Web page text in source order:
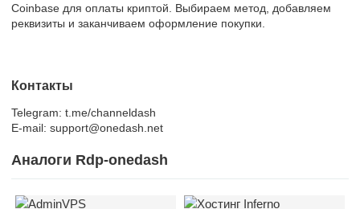
Coinbase для оплаты криптой. Выбираем метод, добавляем
реквизиты и заканчиваем оформление покупки.
Контакты
Telegram: t.me/channeldash
E-mail: support@onedash.net
Аналоги Rdp-onedash